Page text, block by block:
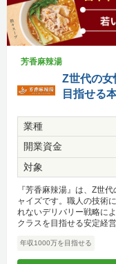
芳香麻辣湯
Z世代の
目指せる
業種
開業資金
対象
『芳香麻辣湯』は、Z世
ャイズです。職人の技術
れないデリバリー戦略に
クラスを目指せる安定経
年収1000万を目指せる